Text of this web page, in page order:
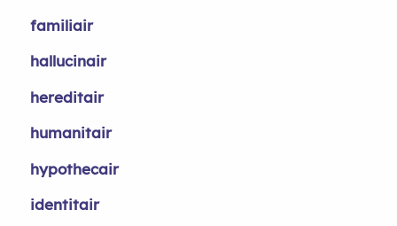
familiair
hallucinair
hereditair
humanitair
hypothecair
identitair